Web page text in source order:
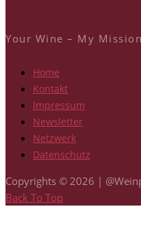
Your Wine – My Mission
Home
Kontakt
Impressum
Newsletter
Netzwerk
Datenschutz
Copyrights © 2026 |
Back To Top